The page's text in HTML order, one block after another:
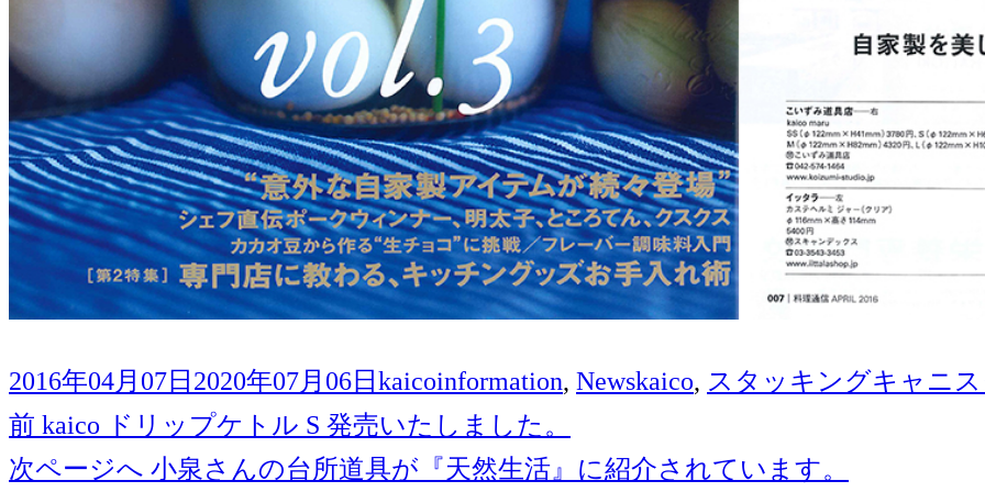
投
稿
日:
2016年04月07日 2020年07月06日 作
成
者
kaicoカ
テ
ゴ
information, Newsタ
kaico, スタッキングキャニ
投
前 前
の
kaico ドリップケトル S 発売いたしました。
次ページへ 次
小泉さんの台所道具が『天然生活』に紹介されています。